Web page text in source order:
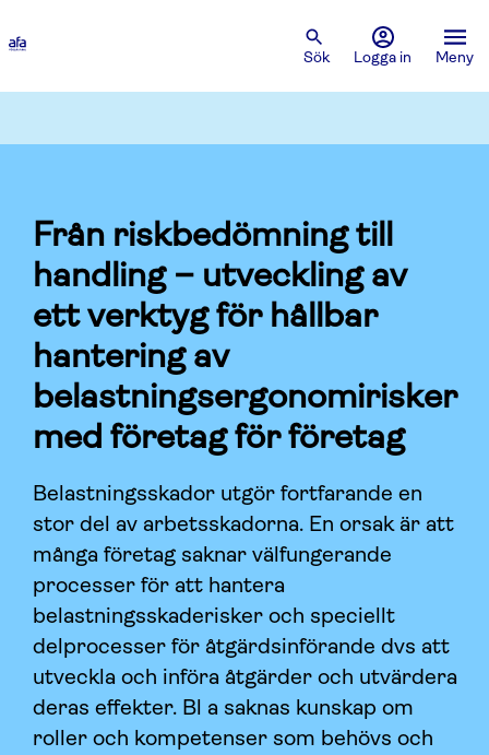
Sök Logga in Meny
Från riskbedömning till
handling – utveckling av
ett verktyg för hållbar
hantering av
belastningsergonomirisker
med företag för företag
Belastningsskador utgör fortfarande en
stor del av arbetsskadorna. En orsak är att
många företag saknar välfungerande
processer för att hantera
belastningsskaderisker och speciellt
delprocesser för åtgärdsinförande dvs att
utveckla och införa åtgärder och utvärdera
deras effekter. Bl a saknas kunskap om
roller och kompetenser som behövs och